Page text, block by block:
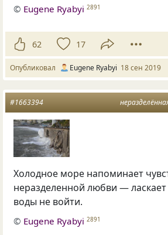
© Eugene Ryabyi 2891
62 17
Опубликовал Eugene Ryabyi 18 сен 2019
#1663394
Холодное море напоминает
неразделенной любви — ласкает
воды не войти.
© Eugene Ryabyi 2891